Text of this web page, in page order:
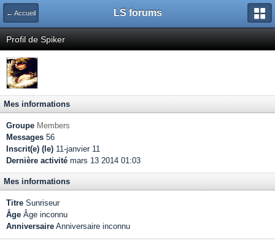
← Accueil LS forums
Profil de Spiker
Mes informations
Groupe Members
Messages 56
Inscrit(e) (le) 11-janvier 11
Dernière activité mars 13 2014 01:03
Mes informations
Titre Sunriseur
Âge Âge inconnu
Anniversaire Anniversaire inconnu